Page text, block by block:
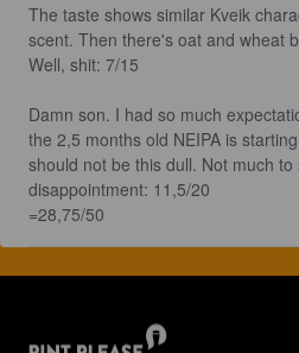
The taste shows similar Kveik
scent. Then there's oat and wheat
Well, shit: 7/15
Damn son. I had so much
the 2,5 months old NEIPA is
should not be this dull. Not much
disappointment: 11,5/20
=28,75/50